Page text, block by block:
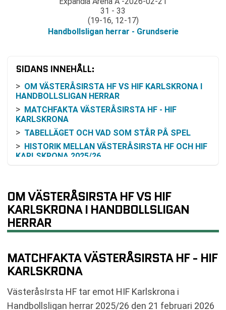
31 - 33
(19-16, 12-17)
Handbollsligan herrar - Grundserie
SIDANS INNEHÅLL:
OM VÄSTERÅSIRSTA HF VS HIF KARLSKRONA I
HANDBOLLSLIGAN HERRAR
MATCHFAKTA VÄSTERÅSIRSTA HF - HIF
KARLSKRONA
TABELLÄGET OCH VAD SOM STÅR PÅ SPEL
HISTORIK MELLAN VÄSTERÅSIRSTA HF OCH HIF
KARLSKRONA 2025/26
HANDBOLLSLIGAN
ODDSBAKGRUND OCH
SANNOLIKHETSRESONEMANG
HUR DU KAN FÖLJA MATCHEN PÅ TV OCH
VIKTIGA TIDPUNKTER RUNT MATCHDAGEN
TABELL
OM VÄSTERÅSIRSTA HF VS HIF
KARLSKRONA I HANDBOLLSLIGAN
HERRAR
MATCHFAKTA VÄSTERÅSIRSTA HF - HIF
KARLSKRONA
VästeråsIrsta HF tar emot HIF Karlskrona i
Handbollsligan herrar 2025/26 den 21 februari 2026